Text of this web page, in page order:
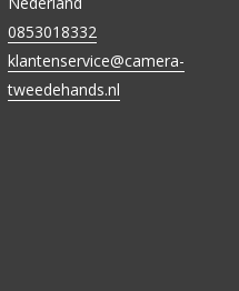
0853018332
klantenservice@camera-
tweedehands.nl